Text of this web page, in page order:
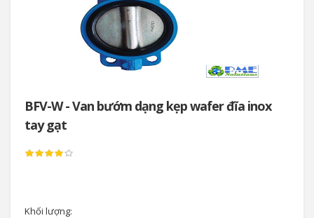
BFV-W - Van bướm dạng kẹp wafer đĩa inox
tay gạt
Khối lượng: